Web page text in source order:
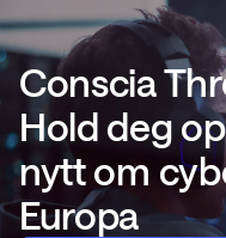
Conscia
Hold deg
nytt om
Europa